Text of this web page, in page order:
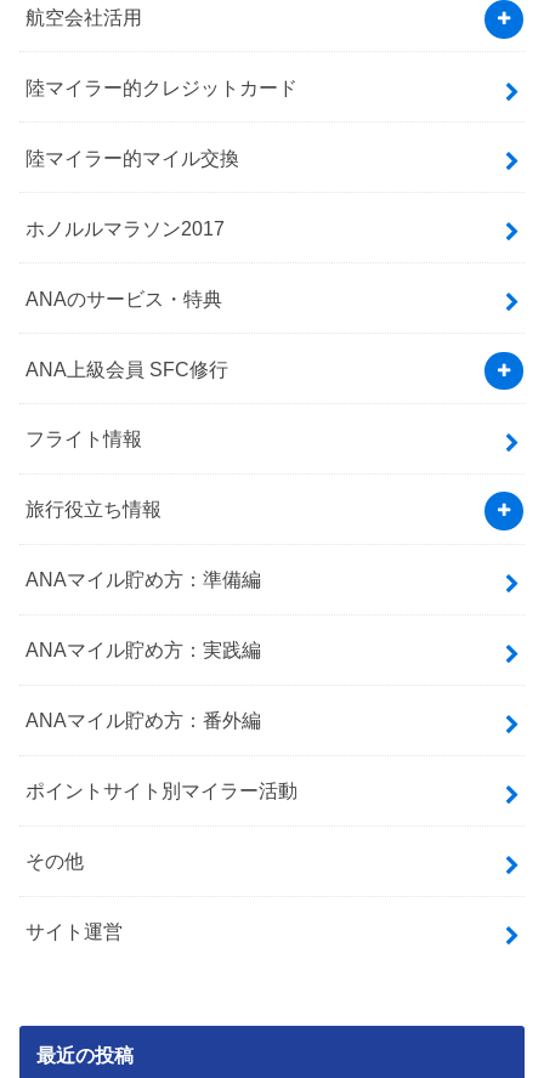
航空会社活用
陸マイラー的クレジットカード
陸マイラー的マイル交換
ホノルルマラソン2017
ANAのサービス・特典
ANA上級会員 SFC修行
フライト情報
旅行役立ち情報
ANAマイル貯め方：準備編
ANAマイル貯め方：実践編
ANAマイル貯め方：番外編
ポイントサイト別マイラー活動
その他
サイト運営
最近の投稿